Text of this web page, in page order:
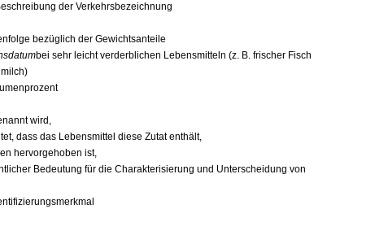
der Verkehrsbezeichnung
bezüglich der Gewichtsanteile
bei sehr leicht verderblichen Lebensmitteln (z. B. frischer Fisch
wird,
dass das Lebensmittel diese Zutat enthält,
hervorgehoben ist,
Bedeutung für die Charakterisierung und Unterscheidung von